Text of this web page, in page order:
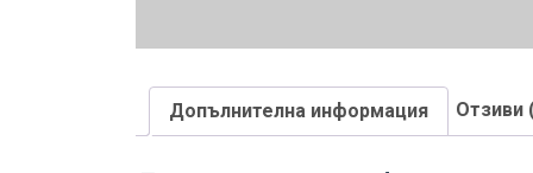
Допълнителна информация Отзиви